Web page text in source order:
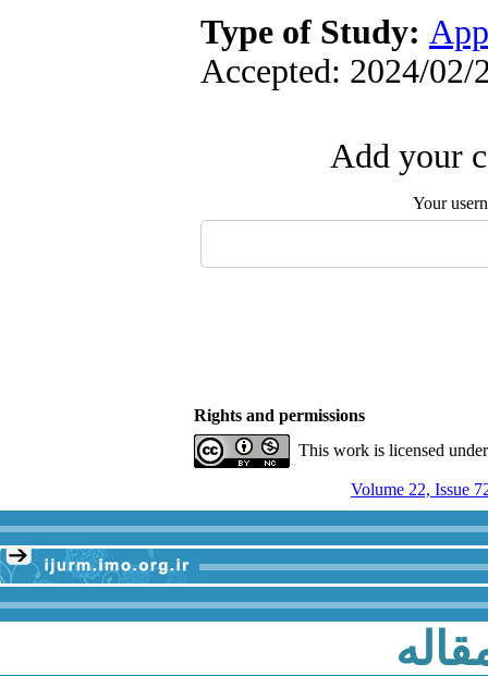
Type of Study:
Accepted: 2024/02/
Add your
Your
Rights and permissions
This work is licensed
Volume 22, Issue